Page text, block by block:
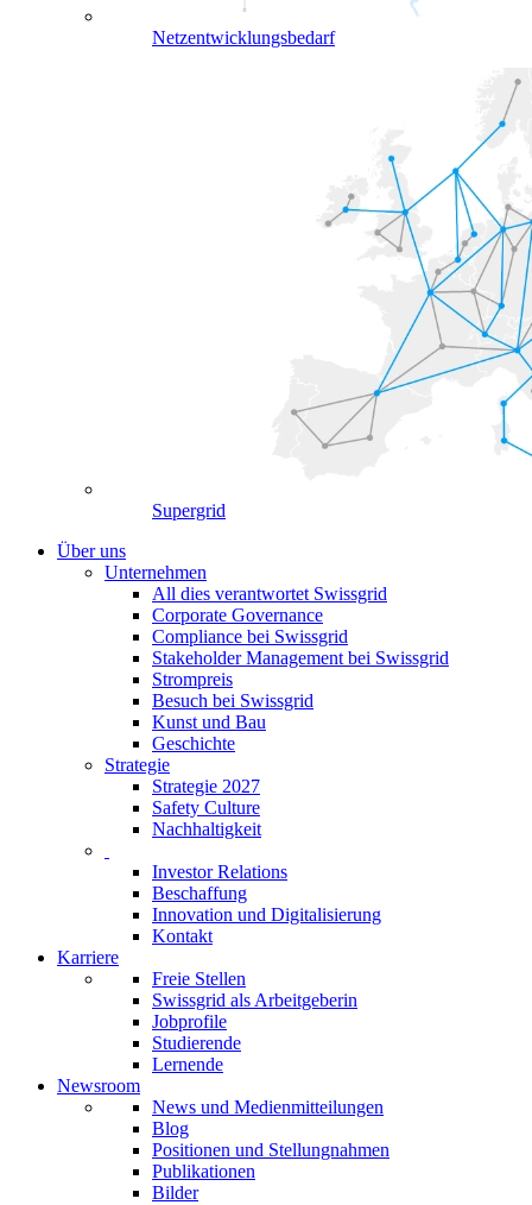
Netzentwicklungsbedarf
Supergrid
Über uns
Unternehmen
All dies verantwortet Swissgrid
Corporate Governance
Compliance bei Swissgrid
Stakeholder Management bei Swissgrid
Strompreis
Besuch bei Swissgrid
Kunst und Bau
Geschichte
Strategie
Strategie 2027
Safety Culture
Nachhaltigkeit
Investor Relations
Beschaffung
Innovation und Digitalisierung
Kontakt
Karriere
Freie Stellen
Swissgrid als Arbeitgeberin
Jobprofile
Studierende
Lernende
Newsroom
News und Medienmitteilungen
Blog
Positionen und Stellungnahmen
Publikationen
Bilder